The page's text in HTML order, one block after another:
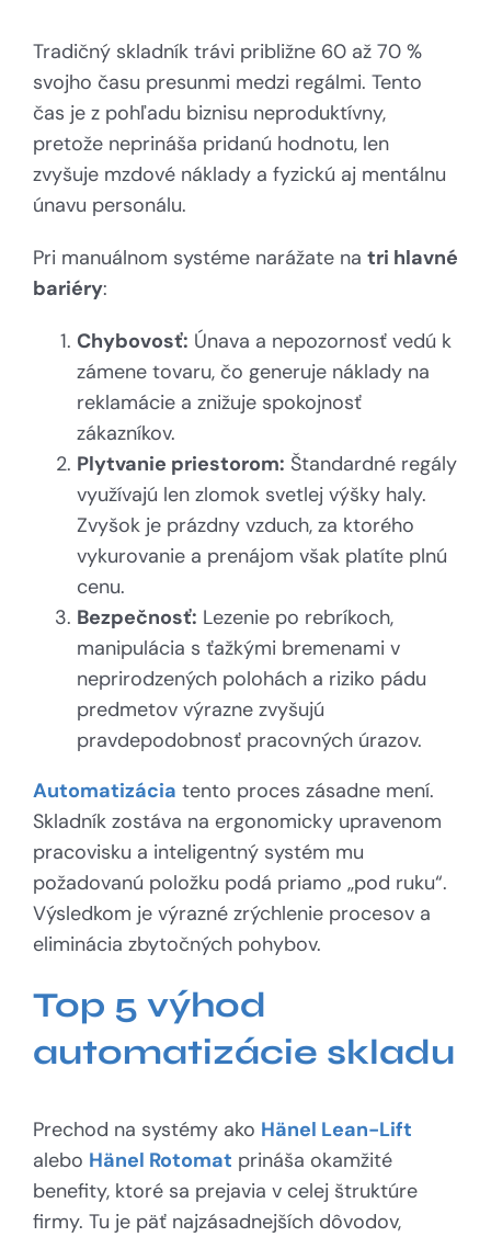
Tradičný skladník trávi približne 60 až 70 %
svojho času presunmi medzi regálmi. Tento
čas je z pohľadu biznisu neproduktívny,
pretože neprináša pridanú hodnotu, len
zvyšuje mzdové náklady a fyzickú aj mentálnu
únavu personálu.
Pri manuálnom systéme narážate na tri hlavné
bariéry:
Chybovosť: Únava a nepozornosť vedú k
zámene tovaru, čo generuje náklady na
reklamácie a znižuje spokojnosť
zákazníkov.
Plytvanie priestorom: Štandardné regály
využívajú len zlomok svetlej výšky haly.
Zvyšok je prázdny vzduch, za ktorého
vykurovanie a prenájom však platíte plnú
cenu.
Bezpečnosť: Lezenie po rebríkoch,
manipulácia s ťažkými bremenami v
neprirodzených polohách a riziko pádu
predmetov výrazne zvyšujú
pravdepodobnosť pracovných úrazov.
Automatizácia tento proces zásadne mení.
Skladník zostáva na ergonomicky upravenom
pracovisku a inteligentný systém mu
požadovanú položku podá priamo „pod ruku“.
Výsledkom je výrazné zrýchlenie procesov a
eliminácia zbytočných pohybov.
Top 5 výhod
automatizácie skladu
Prechod na systémy ako Hänel Lean-Lift
alebo Hänel Rotomat prináša okamžité
benefity, ktoré sa prejavia v celej štruktúre
firmy. Tu je päť najzásadnejších dôvodov,